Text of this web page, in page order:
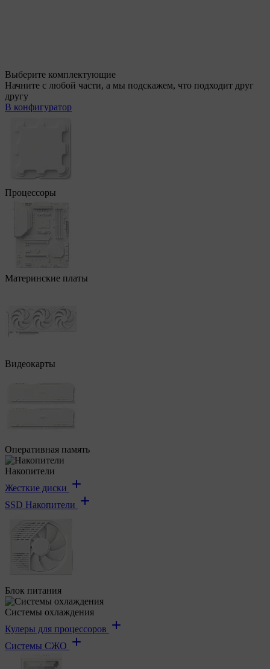
Выберите комплектующие
Начните с любой части, а мы подскажем, что подходит друг
другу
В конфигуратор
Процессоры
Материнские платы
Видеокарты
Оперативная память
Накопители
Жесткие диски
SSD Накопители
Блок питания
Системы охлаждения
Кулеры для процессоров
Системы СЖО